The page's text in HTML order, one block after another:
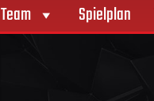
Team Spielplan